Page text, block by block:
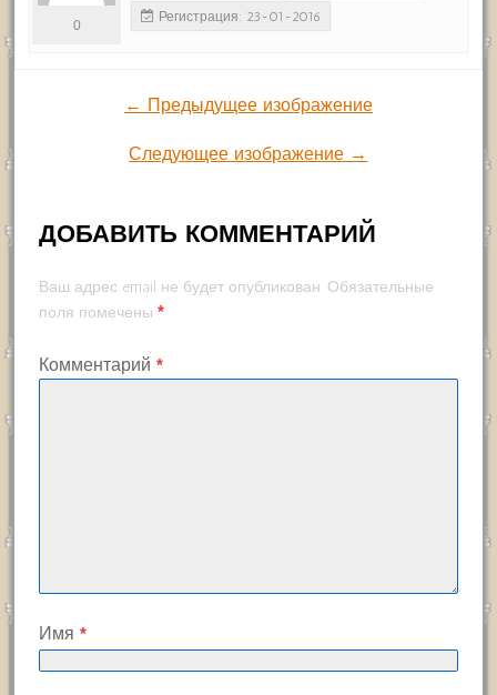
0
Регистрация: 23-01-2016
← Предыдущее изображение
Следующее изображение →
ДОБАВИТЬ КОММЕНТАРИЙ
Ваш адрес email не будет опубликован. Обязательные
поля помечены *
Комментарий *
Имя *